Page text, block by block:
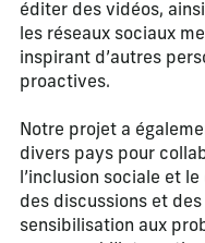
éditer des vidéos,
les réseaux sociaux
inspirant d’autres
proactives.
Notre projet a
divers pays pour
l’inclusion sociale et
des discussions et
sensibilisation aux